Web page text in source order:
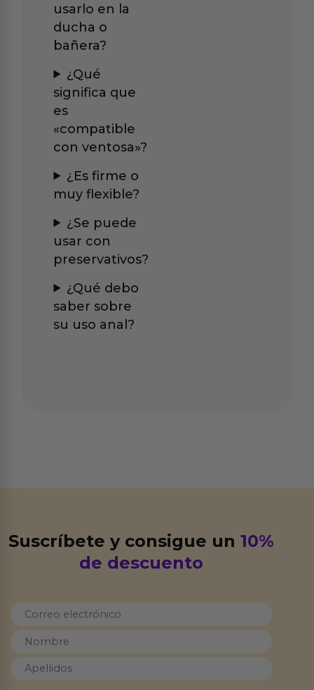
usarlo en la
ducha o
bañera?
¿Qué
significa que
es
«compatible
con ventosa»?
¿Es firme o
muy flexible?
¿Se puede
usar con
preservativos?
¿Qué debo
saber sobre
su uso anal?
Suscríbete y consigue un10%
de descuento